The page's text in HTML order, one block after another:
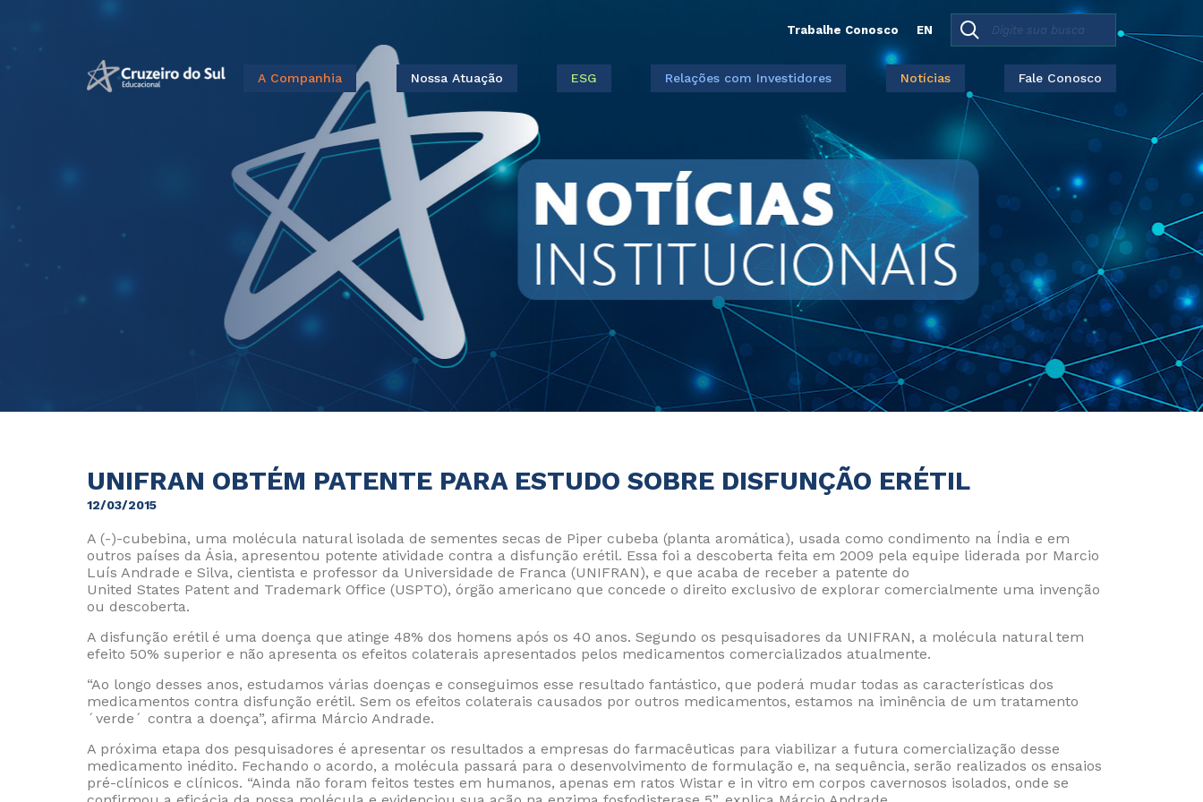
Trabalhe Conosco EN
A Companhia Nossa Atuação ESG Relações com Investidores Notícias Fale Conosco
UNIFRAN OBTÉM PATENTE PARA ESTUDO SOBRE DISFUNÇÃO ERÉTIL
12/03/2015
A (-)-cubebina, uma molécula natural isolada de sementes secas de Piper cubeba (planta aromática), usada como condimento na Índia e em
outros países da Ásia, apresentou potente atividade contra a disfunção erétil. Essa foi a descoberta feita em 2009 pela equipe liderada por Marcio
Luís Andrade e Silva, cientista e professor da Universidade de Franca (UNIFRAN), e que acaba de receber a patente do
United States Patent and Trademark Office (USPTO), órgão americano que concede o direito exclusivo de explorar comercialmente uma invenção
ou descoberta.
A disfunção erétil é uma doença que atinge 48% dos homens após os 40 anos. Segundo os pesquisadores da UNIFRAN, a molécula natural tem
efeito 50% superior e não apresenta os efeitos colaterais apresentados pelos medicamentos comercializados atualmente.
“Ao longo desses anos, estudamos várias doenças e conseguimos esse resultado fantástico, que poderá mudar todas as características dos
medicamentos contra disfunção erétil. Sem os efeitos colaterais causados por outros medicamentos, estamos na iminência de um tratamento
´verde´ contra a doença”, afirma Márcio Andrade.
A próxima etapa dos pesquisadores é apresentar os resultados a empresas do farmacêuticas para viabilizar a futura comercialização desse
medicamento inédito. Fechando o acordo, a molécula passará para o desenvolvimento de formulação e, na sequência, serão realizados os ensaios
pré-clínicos e clínicos. “Ainda não foram feitos testes em humanos, apenas em ratos Wistar e in vitro em corpos cavernosos isolados, onde se